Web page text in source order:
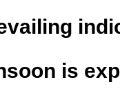
is